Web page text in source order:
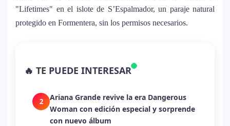
"Lifetimes" en el islote de S’Espalmador, un paraje natural
protegido en Formentera, sin los permisos necesarios.
🔥 TE PUEDE INTERESAR
despecho en un himno para Puerto Rico
2
Ariana Grande revive la era Dangerous
Woman con edición especial y sorprende
con nuevo álbum